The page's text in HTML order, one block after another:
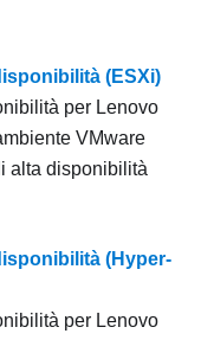
(ESXi)
per Lenovo
VMware
alta disponibilità
(Hyper-
per Lenovo